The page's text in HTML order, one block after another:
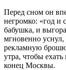
Перед сном он
негромко: «год и
бабушка, и
мгновенно
рекламную
утра, чтобы
конец Москвы.